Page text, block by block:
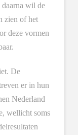
daarna wil de
zien of het
deze vormen
De
er in hun
Nederland
wellicht soms